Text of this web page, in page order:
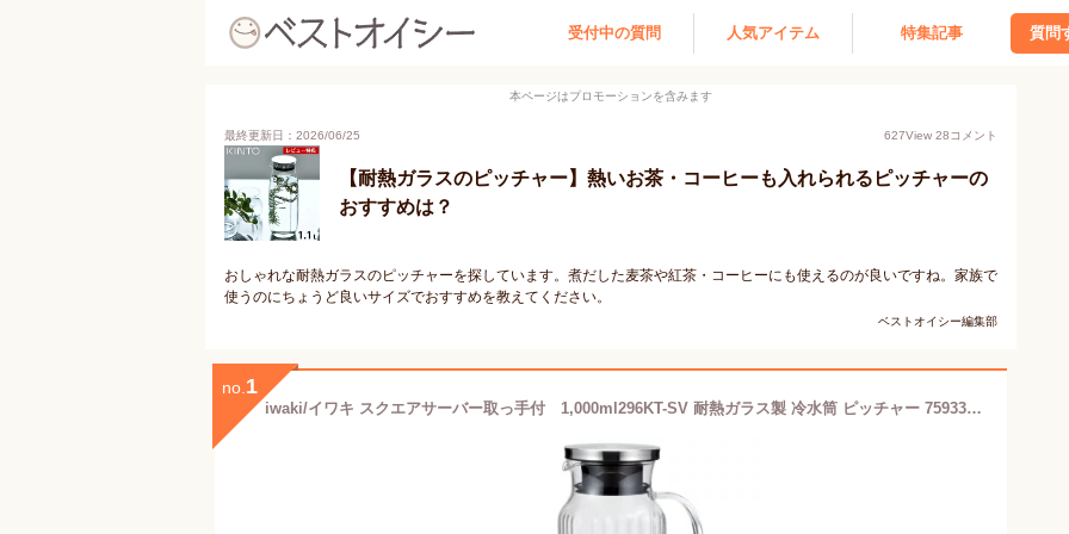
受付中の質問 人気アイテム 特集記事 質問
本ページはプロモーションを含みます
最終更新日：2026/06/25 627View 28コメント
【耐熱ガラスのピッチャー】熱いお茶・コーヒーも入れられるピッチャーの
おすすめは？
おしゃれな耐熱ガラスのピッチャーを探しています。煮だした麦茶や紅茶・コーヒーにも使えるのが良いですね。家族で
使うのにちょうど良いサイズでおすすめを教えてください。
ベストオイシー編集部
no. 1
iwaki/イワキ スクエアサーバー取っ手付 1,000ml296KT-SV 耐熱ガラス製 冷水筒 ピッチャー 7593300_RP 60サイズ